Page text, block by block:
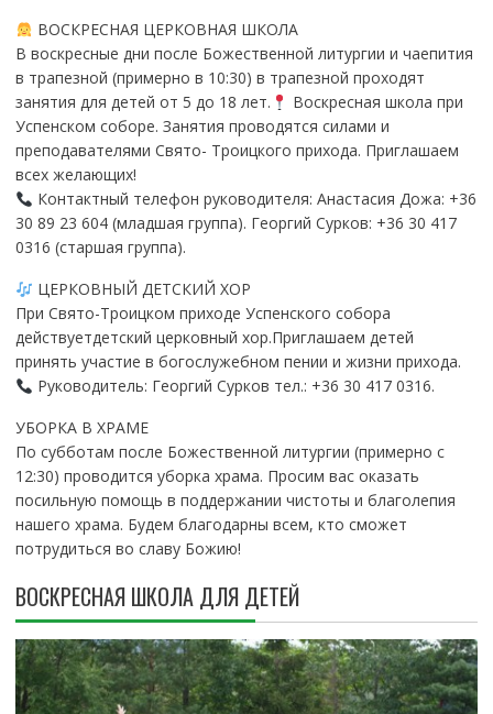
ВОСКРЕСНАЯ ЦЕРКОВНАЯ ШКОЛА
В воскресные дни после Божественной литургии и чаепития
в трапезной (примерно в 10:30) в трапезной проходят
занятия для детей от 5 до 18 лет.
Воскресная школа при
Успенском соборе. Занятия проводятся силами и
преподавателями Свято- Троицкого прихода. Приглашаем
всех желающих!
Контактный телефон руководителя: Анастасия Дожа: +36
30 89 23 604 (младшая группа). Георгий Сурков: +36 30 417
0316 (старшая группа).
ЦЕРКОВНЫЙ ДЕТСКИЙ ХОР
При Свято-Троицком приходе Успенского собора
действуетдетский церковный хор.Приглашаем детей
принять участие в богослужебном пении и жизни прихода.
Руководитель: Георгий Сурков тел.: +36 30 417 0316.
УБОРКА В ХРАМЕ
По субботам после Божественной литургии (примерно с
12:30) проводится уборка храма. Просим вас оказать
посильную помощь в поддержании чистоты и благолепия
нашего храма. Будем благодарны всем, кто сможет
потрудиться во славу Божию!
ВОСКРЕСНАЯ ШКОЛА ДЛЯ ДЕТЕЙ